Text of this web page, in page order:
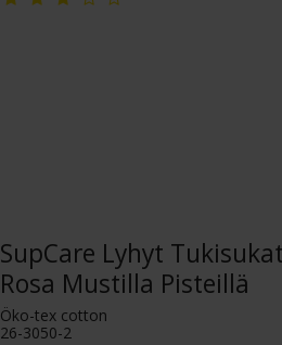
SupCare Lyhyt
Rosa Mustilla Pisteillä
Öko-tex cotton
26-3050-2